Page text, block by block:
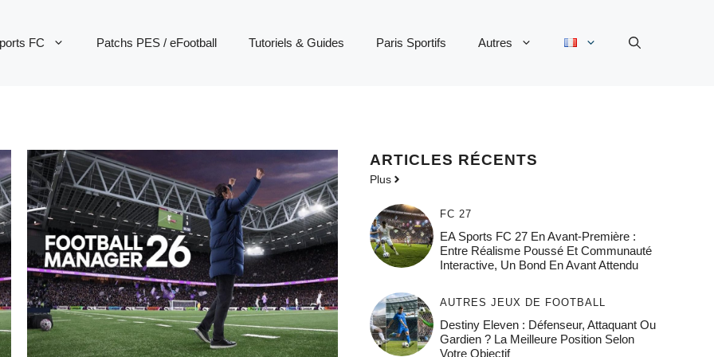
FC Patchs PES / eFootball Tutoriels & Guides Paris Sportifs Autres
ARTICLES RÉCENTS
Plus
FC 27
EA Sports FC 27 En Avant-Première :
Entre Réalisme Poussé Et Communauté
Interactive, Un Bond En Avant Attendu
AUTRES JEUX DE FOOTBALL
Destiny Eleven : Défenseur, Attaquant Ou
Gardien ? La Meilleure Position Selon
Votre Objectif